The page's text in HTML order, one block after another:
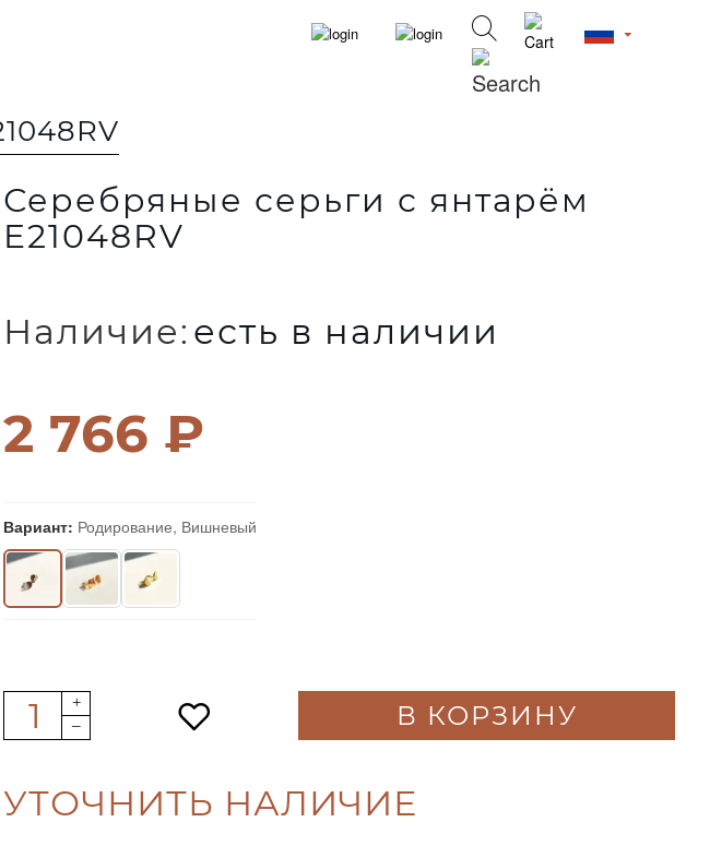
Серебряные серьги с янтарём
E21048RV
2 766 ₽
Вариант: Родирование, Вишневый
Наличие: есть в наличии
В КОРЗИНУ
УТОЧНИТЬ НАЛИЧИЕ